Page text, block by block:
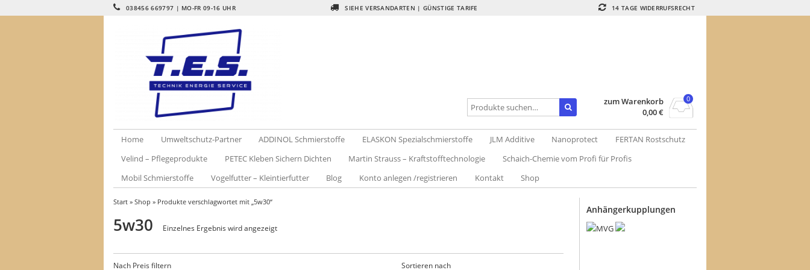
038456 669797 | MO-FR 09-16 UHR SIEHE VERSANDARTEN | GÜNSTIGE TARIFE 14 TAGE WIDERRUFSRECHT
zum Warenkorb
0,00€
0
Home Umweltschutz-Partner ADDINOL Schmierstoffe ELASKON Spezialschmierstoffe JLM Additive Nanoprotect
FERTAN Rostschutz
Velind – Pflegeprodukte
PETEC Kleben Sichern Dichten Martin Strauss – Kraftstofftechnologie
Schaich-Chemie vom Profi für Profis
Mobil Schmierstoffe
Vogelfutter – Kleintierfutter Blog Konto anlegen /registrieren Kontakt Shop
Start » Shop » Produkte verschlagwortet mit „5w30“
5w30 Einzelnes Ergebnis wird angezeigt
Nach Preis filtern Sortieren nach
Anhängerkupplungen